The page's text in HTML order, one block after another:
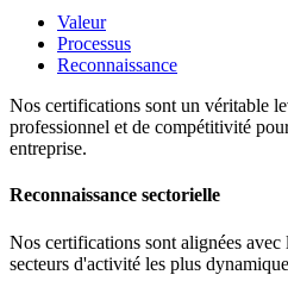
Valeur
Processus
Reconnaissance
Nos certifications sont un véritable
professionnel et de compétitivité
entreprise.
Reconnaissance sectorielle
Nos certifications sont alignées avec
secteurs d'activité les plus